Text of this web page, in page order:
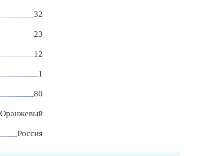
32
23
12
1
80
Оранжевый
Россия